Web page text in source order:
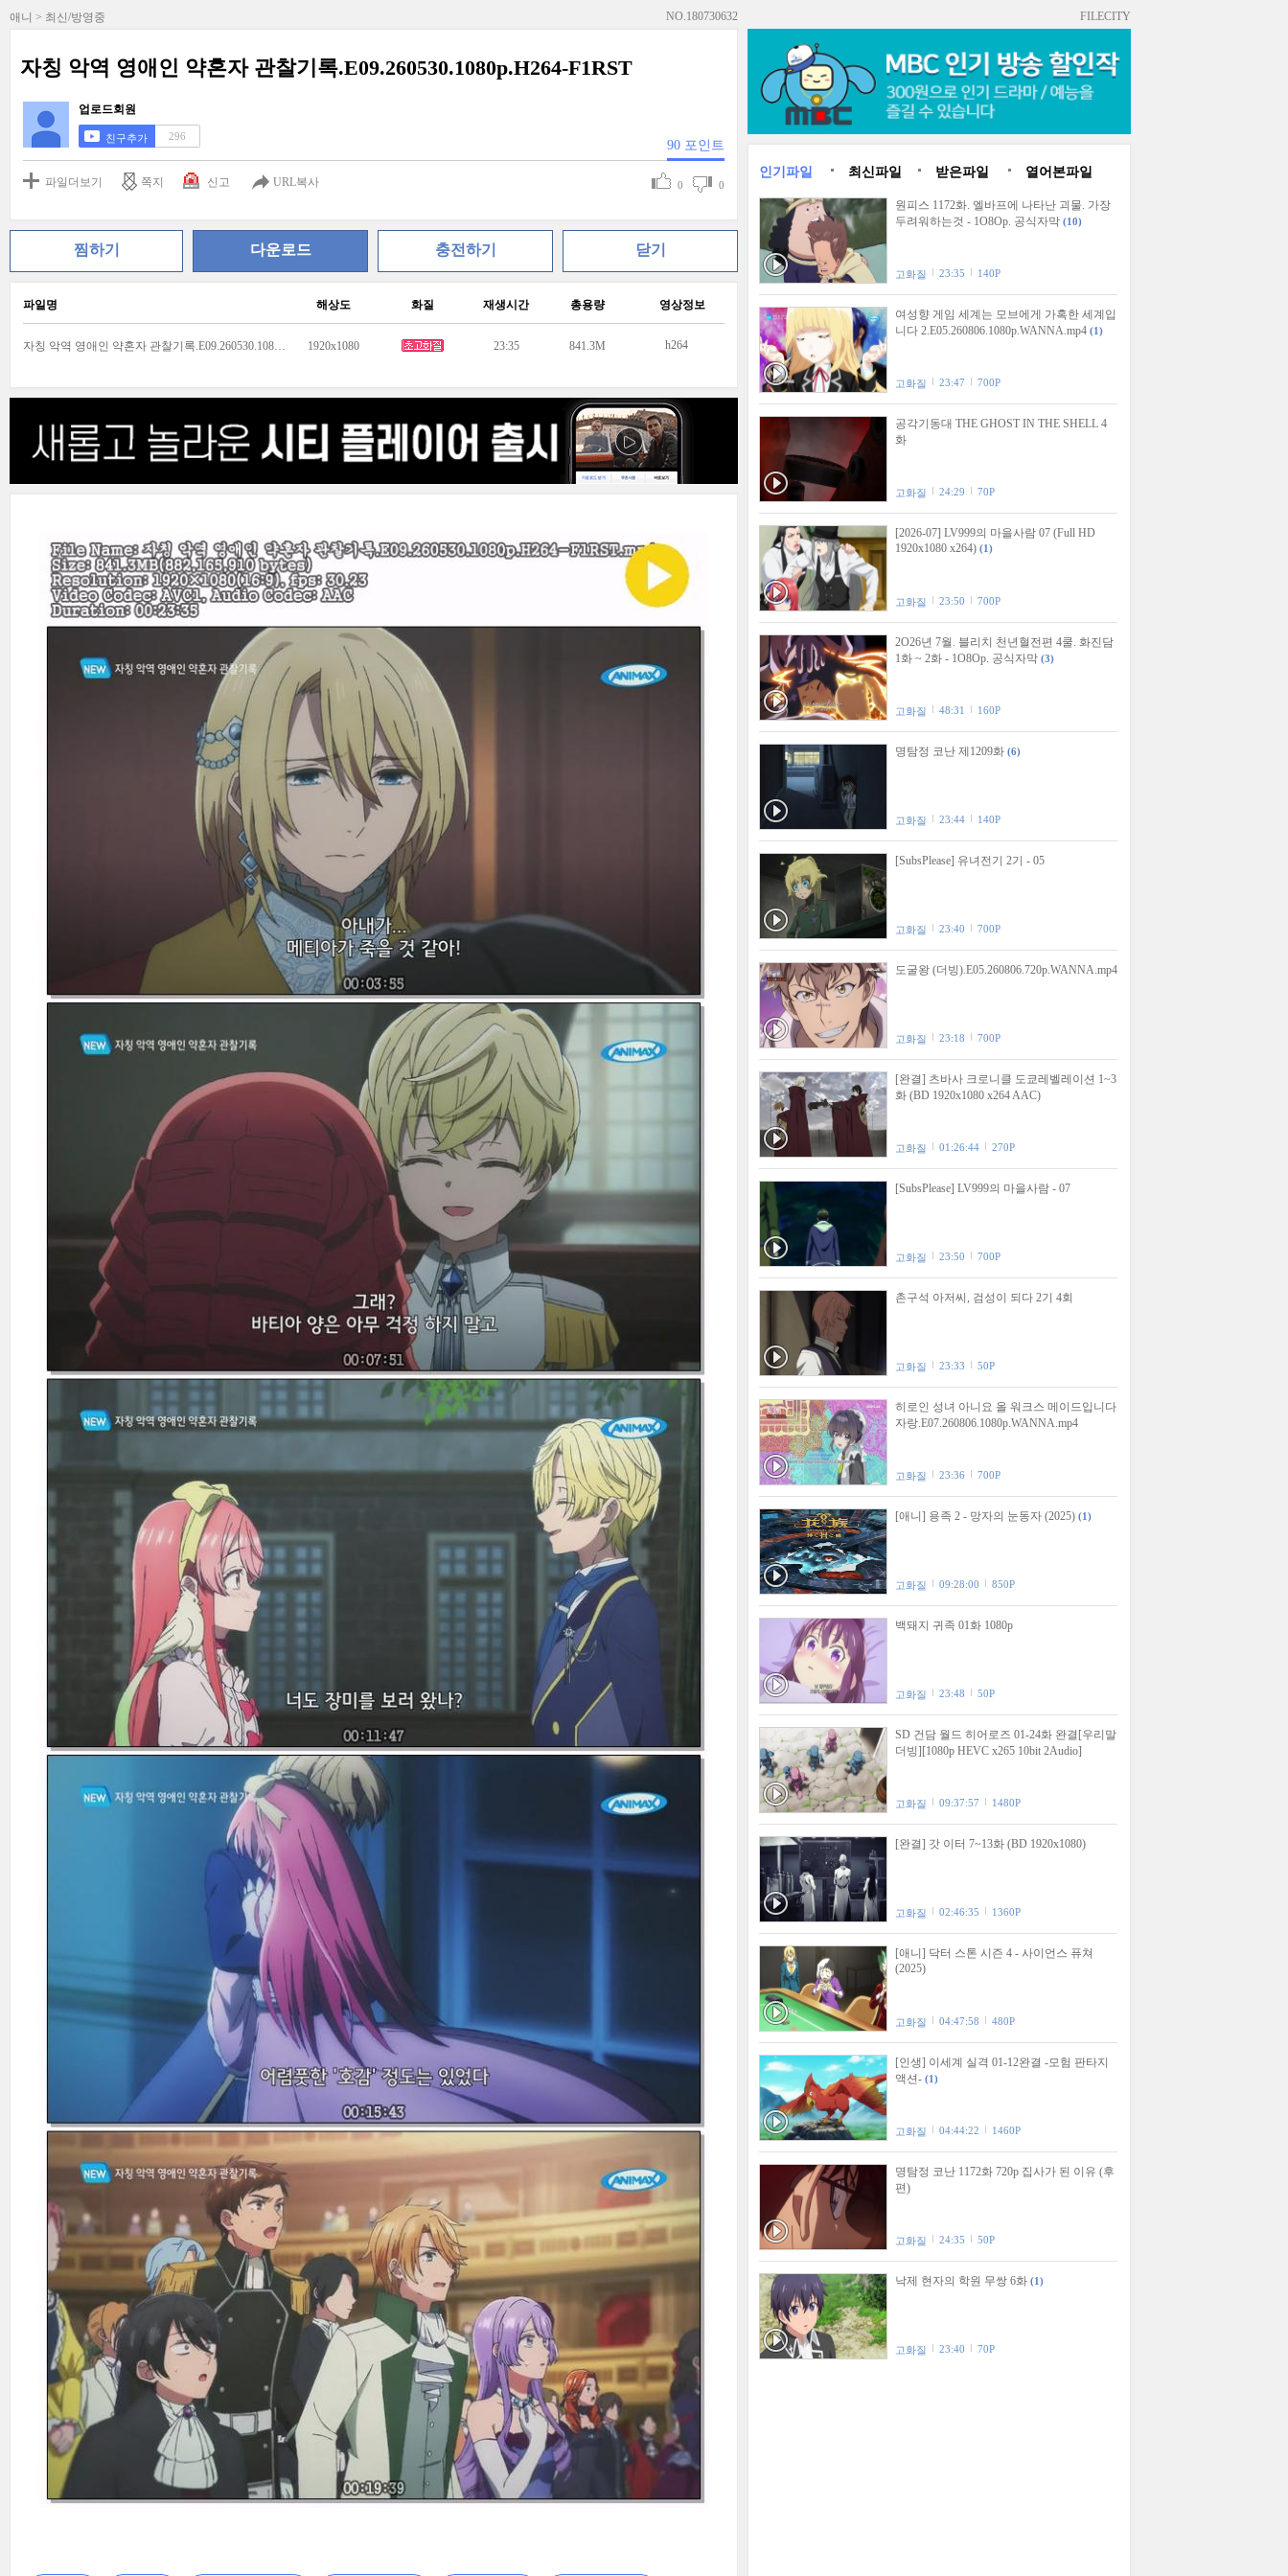
애니 > 최신/방영중 NO.180730632
자칭 악역 영애인 약혼자 관찰기록.E09.260530.1080p.H264-F1RST
업로드회원
친구추가 296
90 포인트
파일더보기 쪽지 신고 URL복사 0 0
찜하기 다운로드 충전하기 닫기
파일명 해상도 화질 재생시간 총용량 영상정보
자칭 악역 영애인 약혼자 관찰기록.E09.260530.1080p.H264-F1RST.mp4 1920x1080 23:35 841.3M h264
FILECITY
인기파일 최신파일 받은파일 열어본파일
원피스 1172화. 엘바프에 나타난 괴물. 가장
두려워하는것 - 1O8Op. 공식자막 (10)
고화질 23:35 140P
여성향 게임 세계는 모브에게 가혹한 세계입
니다 2.E05.260806.1080p.WANNA.mp4 (1)
고화질 23:47 700P
공각기동대 THE GHOST IN THE SHELL 4
화
고화질 24:29 70P
[2026-07] LV999의 마을사람 07 (Full HD
1920x1080 x264) (1)
고화질 23:50 700P
2O26년 7월. 블리치 천년혈전편 4쿨. 화진담
1화 ~ 2화 - 1O8Op. 공식자막 (3)
고화질 48:31 160P
명탐정 코난 제1209화 (6)
고화질 23:44 140P
[SubsPlease] 유녀전기 2기 - 05
고화질 23:40 700P
도굴왕 (더빙).E05.260806.720p.WANNA.mp4
고화질 23:18 700P
[완결] 츠바사 크로니클 도쿄레벨레이션 1~3
화 (BD 1920x1080 x264 AAC)
고화질 01:26:44 270P
[SubsPlease] LV999의 마을사람 - 07
고화질 23:50 700P
촌구석 아저씨, 검성이 되다 2기 4회
고화질 23:33 50P
히로인 성녀 아니요 올 워크스 메이드입니다
자랑.E07.260806.1080p.WANNA.mp4
고화질 23:36 700P
[애니] 용족 2 - 망자의 눈동자 (2025) (1)
고화질 09:28:00 850P
백돼지 귀족 01화 1080p
고화질 23:48 50P
SD 건담 월드 히어로즈 01-24화 완결[우리말
더빙][1080p HEVC x265 10bit 2Audio]
고화질 09:37:57 1480P
[완결] 갓 이터 7~13화 (BD 1920x1080)
고화질 02:46:35 1360P
[애니] 닥터 스톤 시즌 4 - 사이언스 퓨쳐
(2025)
고화질 04:47:58 480P
[인생] 이세계 실격 01-12완결 -모험 판타지
액션- (1)
고화질 04:44:22 1460P
명탐정 코난 1172화 720p 집사가 된 이유 (후
편)
고화질 24:35 50P
낙제 현자의 학원 무쌍 6화 (1)
고화질 23:40 70P